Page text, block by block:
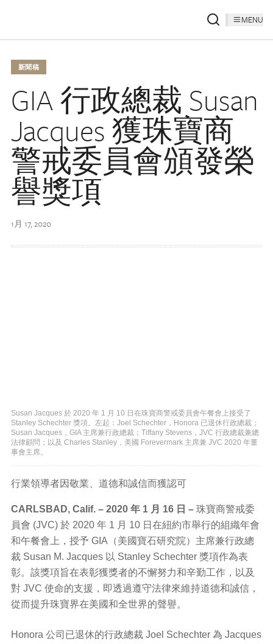
MENU
新聞稿
GIA 行政總裁 Susan
Jacques 獲珠寶商
警戒委員會頒發榮
譽獎項
1月 17, 2020
Susan Jacques 於 2020 年 1 月 10 日在珠寶商警戒委員會午餐會上接受了
Stanley Schechter 獎項。左起：Joel Schechter，Honora 已退休行政總裁；
Susan Jacques，GIA 主席兼行政總裁；Tiffany Stevens，JVC 行政總裁兼總
法律顧問；以及 Charles Stanley，美國 Forevermark 主席兼 JVC 2020 年董
事會主席。
行業領導者因敬業、道德和誠信而獲認可
CARLSBAD, Calif. – 2020 年 1 月 16 日 – 珠寶商警戒委
員會 (JVC) 於 2020 年 1 月 10 日在紐約市舉行的組織年會
和午餐會上，授予 GIA（美國寶石研究院）主席兼行政總
裁 Susan M. Jacques 以 Stanley Schechter 獎項作為表
彰。該獎項旨在表彰獲獎者的不懈努力和辛勤工作，以及
對 JVC 使命的支援，即透過遵守法律來維持道德和誠信，
從而提升珠寶界在美國和全世界的聲譽。
Honora 公司已退休的行政總裁 Joel Schechter 為 Jacques